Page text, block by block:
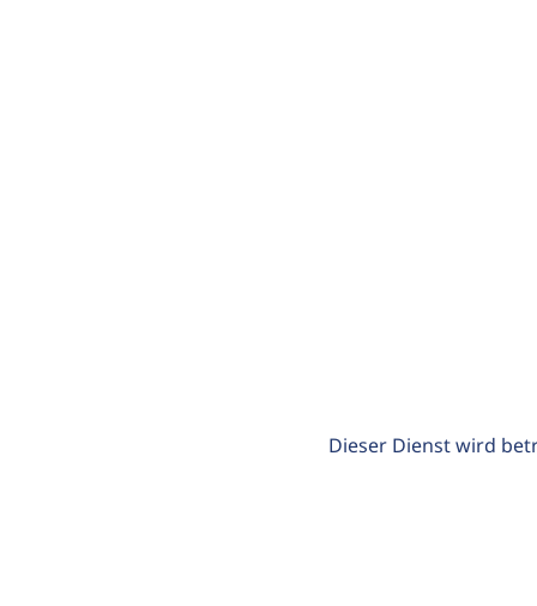
Dieser Dienst wird